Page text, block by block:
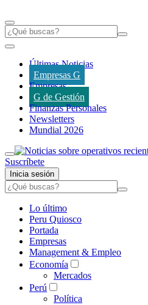
Últimas Noticias
Empresas G
Empresas
G de Gestión
Finanzas Personales
Newsletters
Mundial 2026
Suscríbete
Inicia sesión
Lo último
Peru Quiosco
Portada
Empresas
Management & Empleo
Economía
Mercados
Perú
Política